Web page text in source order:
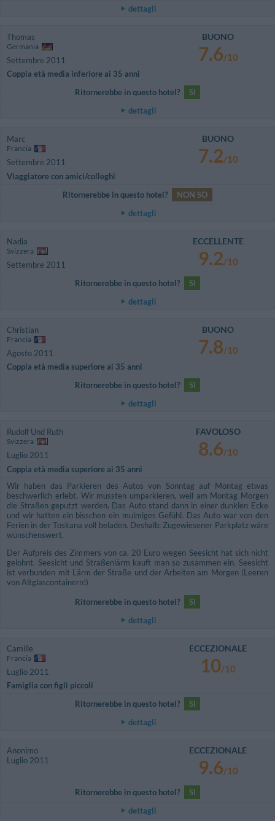
dettagli
Thomas
Germania
Settembre 2011
Coppia età media inferiore ai 35 anni
BUONO
7.6/10
Ritornerebbe in questo hotel?
SI
dettagli
Marc
Francia
Settembre 2011
Viaggiatore con amici/colleghi
BUONO
7.2/10
Ritornerebbe in questo hotel?
NON SO
dettagli
Nadia
Svizzera
Settembre 2011
ECCELLENTE
9.2/10
Ritornerebbe in questo hotel?
SI
dettagli
Christian
Francia
Agosto 2011
Coppia età media superiore ai 35 anni
BUONO
7.8/10
Ritornerebbe in questo hotel?
SI
dettagli
Rudolf Und Ruth
Svizzera
Luglio 2011
Coppia età media superiore ai 35 anni
FAVOLOSO
8.6/10
Wir haben das Parkieren des Autos von Sonntag auf Montag etwas
beschwerlich erlebt. Wir mussten umparkieren, weil am Montag Morgen
die Straßen geputzt werden. Das Auto stand dann in einer dunklen Ecke
und wir hatten ein bisschen ein mulmiges Gefühl. Das Auto war von den
Ferien in der Toskana voll beladen. Deshalb: Zugewiesener Parkplatz wäre
wünschenswert.
Der Aufpreis des Zimmers von ca. 20 Euro wegen Seesicht hat sich nicht
gelohnt. Seesicht und Straßenlärm kauft man so zusammen ein. Seesicht
ist verbunden mit Lärm der Straße und der Arbeiten am Morgen (Leeren
von Altglascontainern!)
Ritornerebbe in questo hotel?
SI
dettagli
Camille
Francia
Luglio 2011
Famiglia con figli piccoli
ECCEZIONALE
10/10
Ritornerebbe in questo hotel?
SI
dettagli
Anonimo
Luglio 2011
ECCEZIONALE
9.6/10
Ritornerebbe in questo hotel?
SI
dettagli